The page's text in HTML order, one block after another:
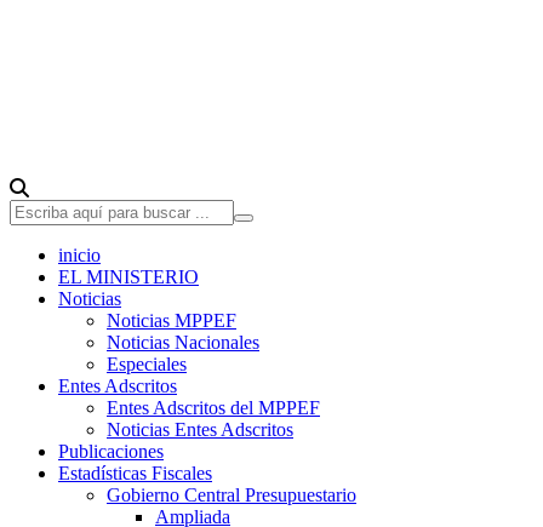
inicio
EL MINISTERIO
Noticias
Noticias MPPEF
Noticias Nacionales
Especiales
Entes Adscritos
Entes Adscritos del MPPEF
Noticias Entes Adscritos
Publicaciones
Estadísticas Fiscales
Gobierno Central Presupuestario
Ampliada